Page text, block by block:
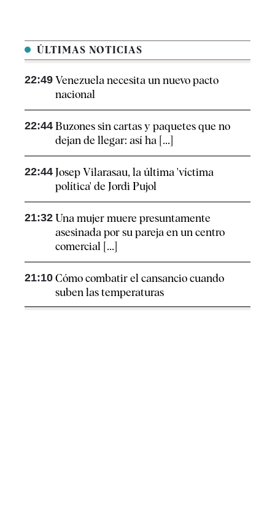
ÚLTIMAS NOTICIAS
22:49 Venezuela necesita un nuevo pacto
nacional
22:44 Buzones sin cartas y paquetes que no
dejan de llegar: así ha [...]
22:44 Josep Vilarasau, la última 'víctima
política' de Jordi Pujol
21:32 Una mujer muere presuntamente
asesinada por su pareja en un centro
comercial [...]
21:10 Cómo combatir el cansancio​ cuando
suben las temperaturas